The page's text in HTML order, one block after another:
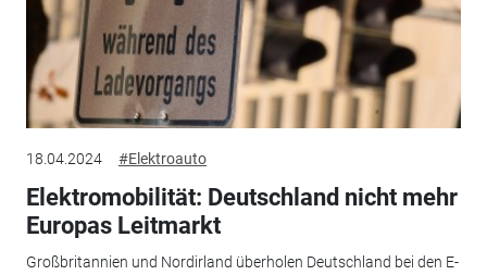
18.04.2024 #Elektroauto
Elektromobilität: Deutschland nicht mehr
Europas Leitmarkt
Großbritannien und Nordirland überholen Deutschland bei den E-